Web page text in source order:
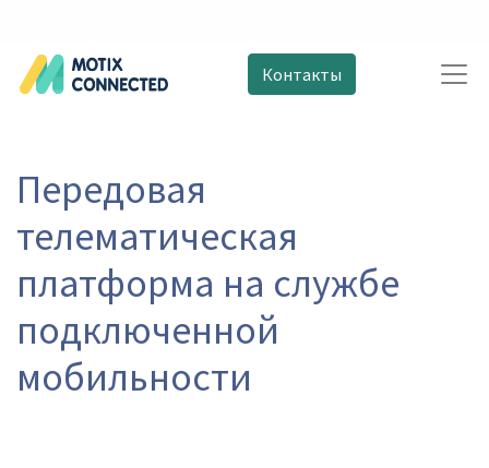
Контакты
Передовая
телематическая
платформа на службе
подключенной
мобильности